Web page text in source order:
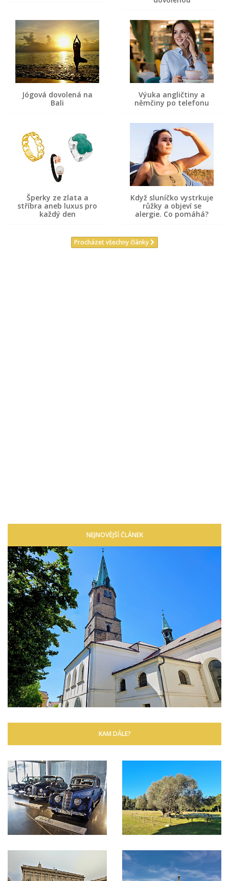
Jógová dovolená na
Bali
Výuka angličtiny a
němčiny po telefonu
Šperky ze zlata a
stříbra aneb luxus pro
každý den
Když sluníčko vystrkuje
růžky a objeví se
alergie. Co pomáhá?
Procházet všechny články
NEJNOVĚJŠÍ ČLÁNEK
KAM DÁLE?